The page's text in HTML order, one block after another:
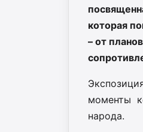
которая
– от
моменты
народа.